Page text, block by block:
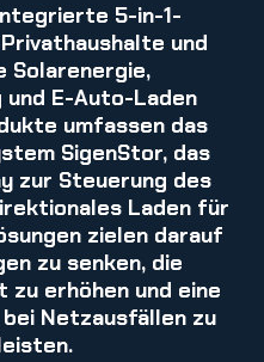
5-in-1-
und
Solarenergie,
und E-Auto-Laden
umfassen das
SigenStor, das
zur Steuerung des
Laden für
zielen darauf
zu senken, die
zu erhöhen und eine
Netzausfällen zu